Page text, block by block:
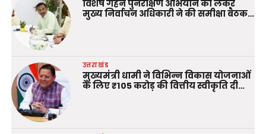
विशेष गहन पुनरीक्षण अभियान को लेकर
मुख्य निर्वाचन अधिकारी ने की समीक्षा बैठक…
उत्तराखंड
मुख्यमंत्री धामी ने विभिन्न विकास योजनाओं
के लिए ₹105 करोड़ की वित्तीय स्वीकृति दी…